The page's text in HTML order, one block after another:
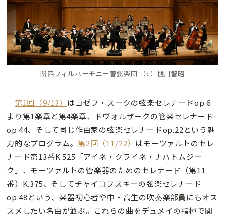
関西フィルハーモニー管弦楽団 （c）樋川智昭
第1回（9/13） はヨゼフ・スークの弦楽セレナードop.6
より第1楽章と第4楽章、ドヴォルザークの管楽セレナード
op.44、そして同じ作曲家の弦楽セレナードop.22という魅
力的なプログラム。 第2回（11/22） はモーツァルトのセレ
ナード第13番K.525「アイネ・クライネ・ナハトムジー
ク」、モーツァルトの管楽器のためのセレナード（第11
番）K.375、そしてチャイコフスキーの弦楽セレナード
op.48という、楽器初心者や中・高生の吹奏楽部員にもオス
スメしたい名曲が並ぶ。これらの曲をデュメイの指揮で関